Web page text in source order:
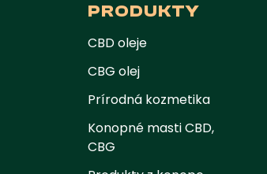
PRODUKTY
CBD oleje
CBG olej
Prírodná kozmetika
Konopné masti CBD,
CBG